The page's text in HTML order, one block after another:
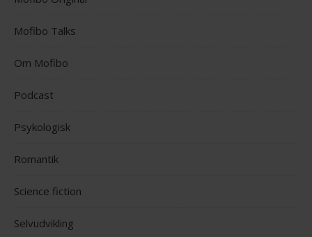
Mofibo Talks
Om Mofibo
Podcast
Psykologisk
Romantik
Science fiction
Selvudvikling